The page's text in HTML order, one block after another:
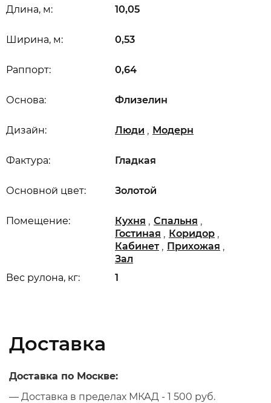
Длина, м: 10,05
Ширина, м: 0,53
Вес рулона, кг: 1
Раппорт: 0,64
Основной цвет: Золотой
Дизайн: Люди , Модерн
Основа: Флизелин
Помещение: Кухня , Спальня ,
Гостиная , Коридор ,
Кабинет , Прихожая ,
Зал
Фактура: Гладкая
Доставка
Доставка по Москве:
— Доставка в пределах МКАД - 1 500 руб.